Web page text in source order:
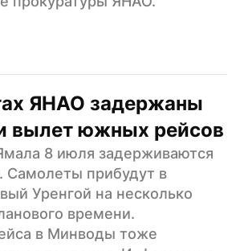
ЯНАО задержаны
вылет южных рейсов
8 июля задерживаются
Самолеты прибудут в
Уренгой на несколько
времени.
в Минводы тоже